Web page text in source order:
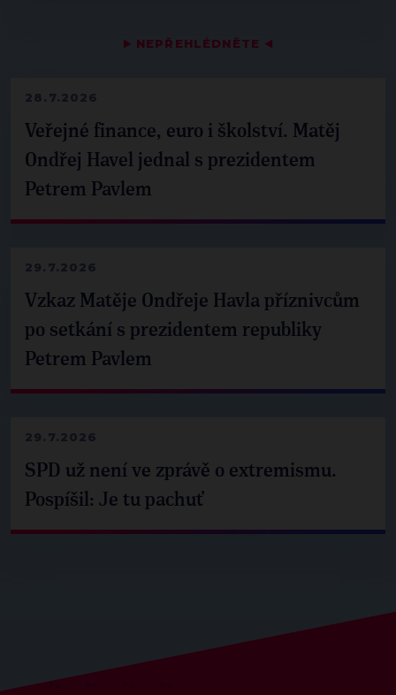
▶ NEPŘEHLÉDNĚTE ◀
28.7.2026
Veřejné finance, euro i školství. Matěj
Ondřej Havel jednal s prezidentem
Petrem Pavlem
29.7.2026
Vzkaz Matěje Ondřeje Havla příznivcům
po setkání s prezidentem republiky
Petrem Pavlem
29.7.2026
SPD už není ve zprávě o extremismu.
Pospíšil: Je tu pachuť